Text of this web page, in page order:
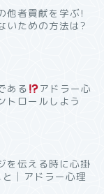
他者貢献を学ぶ!
いための方法は?
ある
アドラー心
トロールしよう
を伝える時に心掛
と│アドラー心理